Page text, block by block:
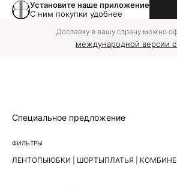
Установите наше приложение
С ним покупки удобнее
Доставку в вашу страну можно
международной версии
Специальное предложение
ФИЛЬТРЫ
ЛЕНТОПЫЮБКИ | ШОРТЫПЛАТЬЯ |